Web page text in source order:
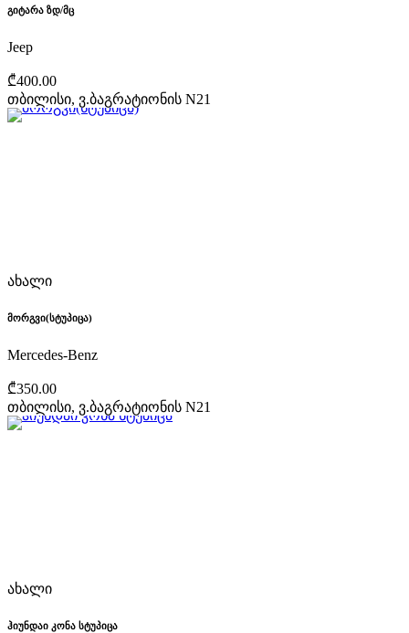
გიტარა ზდ/მც
Jeep
₾400.00
თბილისი, ვ.ბაგრატიონის N21
ახალი
მორგვი(სტუპიცა)
Mercedes-Benz
₾350.00
თბილისი, ვ.ბაგრატიონის N21
ახალი
ჰიუნდაი კონა სტუპიცა